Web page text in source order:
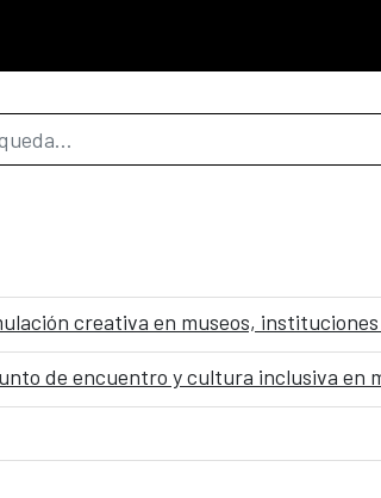
búsqueda
creativa en museos,